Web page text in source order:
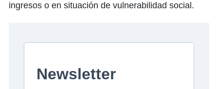
ingresos o en situación de vulnerabilidad social.